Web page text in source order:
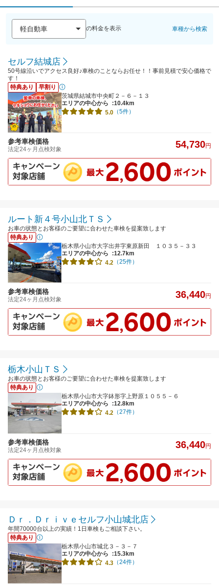
の料金を表示 車種から検索
セルフ結城店
50号線沿いでアクセス良好♪車検のことならお任せ！！事前見積で安心価格で
す！
特典あり
早割り
茨城県結城市中央町２－６－１３
エリアの中心から
:10.4km
5.0 （5件）
参考車検価格
法定24ヶ月点検対象 54,730円
ルート新４号小山北ＴＳ
お車の状態とお客様のご要望に合わせた車検を提案致します
特典あり
栃木県小山市大字出井字東原新田 １０３５－３３
エリアの中心から
:12.7km
4.2 （25件）
参考車検価格
法定24ヶ月点検対象 36,440円
栃木小山ＴＳ
お車の状態とお客様のご要望に合わせた車検を提案致します
特典あり
栃木県小山市大字鉢形字上野原１０５５－６
エリアの中心から
:12.8km
4.2 （27件）
参考車検価格
法定24ヶ月点検対象 36,440円
Ｄｒ．Ｄｒｉｖｅセルフ小山城北店
年間70000台以上の実績！1日車検もご相談下さい。
特典あり
栃木県小山市城北３－３－７
エリアの中心から
:15.3km
4.3 （24件）